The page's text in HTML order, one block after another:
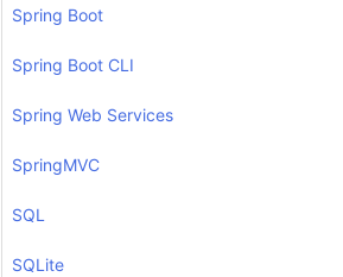
Spring Boot
Spring Boot CLI
Spring Web Services
SpringMVC
SQL
SQLite